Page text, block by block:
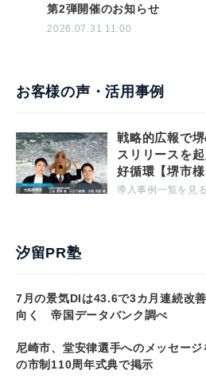
第2弾開催のお知らせ
2026.07.31 11:00
お客様の声・活用事例
戦略的広報で
スリリースを
好循環【堺市様
導入事例一覧を見る
汐留PR塾
7月の景気DIは43.6で3カ月連続改
向く 帝国データバンク調べ
尼崎市、堂安律選手へのメッセー
の市制110周年式典で掲示